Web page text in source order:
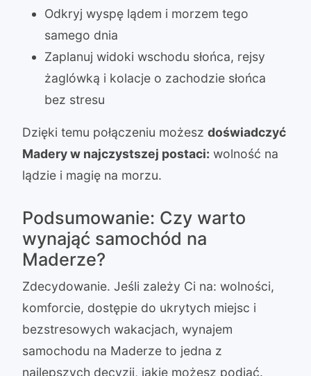
Odkryj wyspę lądem i morzem tego
samego dnia
Zaplanuj widoki wschodu słońca, rejsy
żaglówką i kolacje o zachodzie słońca
bez stresu
Dzięki temu połączeniu możesz doświadczyć
Madery w najczystszej postaci: wolność na
lądzie i magię na morzu.
Podsumowanie: Czy warto
wynająć samochód na
Maderze?
Zdecydowanie. Jeśli zależy Ci na: wolności,
komforcie, dostępie do ukrytych miejsc i
bezstresowych wakacjach, wynajem
samochodu na Maderze to jedna z
najlepszych decyzji, jakie możesz podjąć.